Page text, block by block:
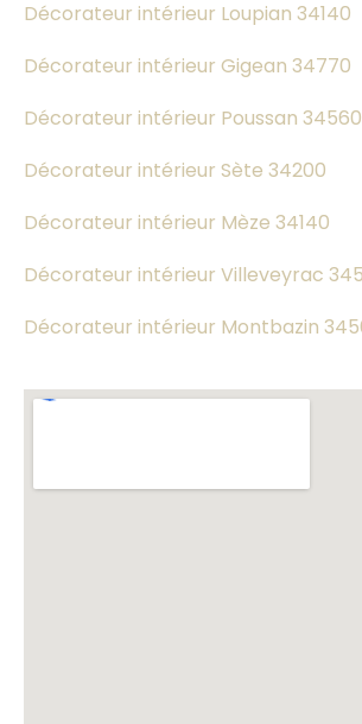
Décorateur intérieur Loupian 34140
Décorateur intérieur Gigean 34770
Décorateur intérieur Poussan 34560
Décorateur intérieur Sète 34200
Décorateur intérieur Mèze 34140
Décorateur intérieur Villeveyrac
Décorateur intérieur Montbazin